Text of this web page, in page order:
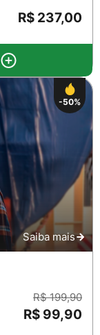
R$ 237,00
-50%
Saiba mais
R$ 199,90
R$ 99,90